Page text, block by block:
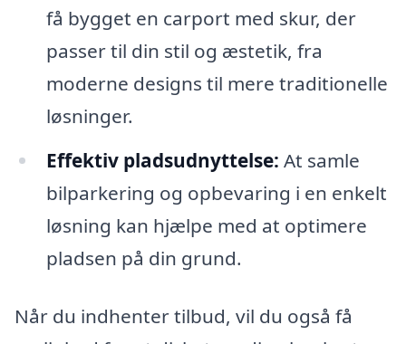
få bygget en carport med skur, der
passer til din stil og æstetik, fra
moderne designs til mere traditionelle
løsninger.
Effektiv pladsudnyttelse: At samle
bilparkering og opbevaring i en enkelt
løsning kan hjælpe med at optimere
pladsen på din grund.
Når du indhenter tilbud, vil du også få